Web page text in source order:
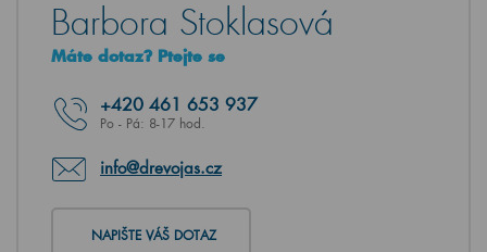
Barbora Stoklasová
Máte dotaz? Ptejte se
+420 461 653 937
Po - Pá: 8-17 hod.
info@drevojas.cz
NAPIŠTE VÁŠ DOTAZ